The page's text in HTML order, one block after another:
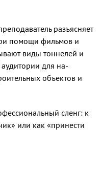
разъясняет
помощи фильмов и
виды тоннелей и
аудитории для на­
объектов и
сленг: к
или как «принести